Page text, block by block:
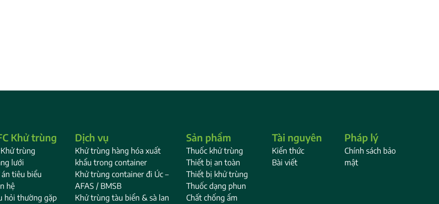
Khử trùng
trùng
lưới
án tiêu biểu
hệ
hỏi thường gặp
Dịch vụ
Khử trùng hàng hóa xuất
khẩu trong container
Khử trùng container đi Úc –
AFAS / BMSB
Khử trùng tàu biển & sà lan
Sản phẩm
Thuốc khử trùng
Thiết bị an toàn
Thiết bị khử trùng
Thuốc dạng phun
Chất chống ẩm
Tài nguyên
Kiến thức
Bài viết
Pháp lý
Chính sách bảo
mật